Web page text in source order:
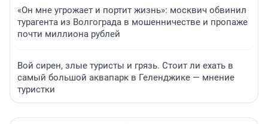
«Он мне угрожает и портит жизнь»: москвич обвинил
турагента из Волгограда в мошенничестве и пропаже
почти миллиона рублей
Вой сирен, злые туристы и грязь. Стоит ли ехать в
самый большой аквапарк в Геленджике — мнение
туристки